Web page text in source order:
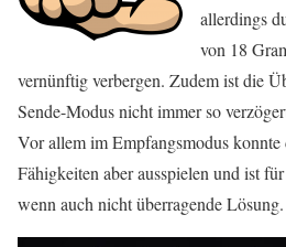
allerdings
von 18
vernünftig verbergen. Zudem ist die
Sende-Modus nicht immer so
Vor allem im Empfangsmodus konnte
Fähigkeiten aber ausspielen und ist
wenn auch nicht überragende Lösung.